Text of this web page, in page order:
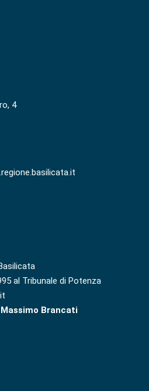
4
al Tribunale di Potenza
Massimo Brancati